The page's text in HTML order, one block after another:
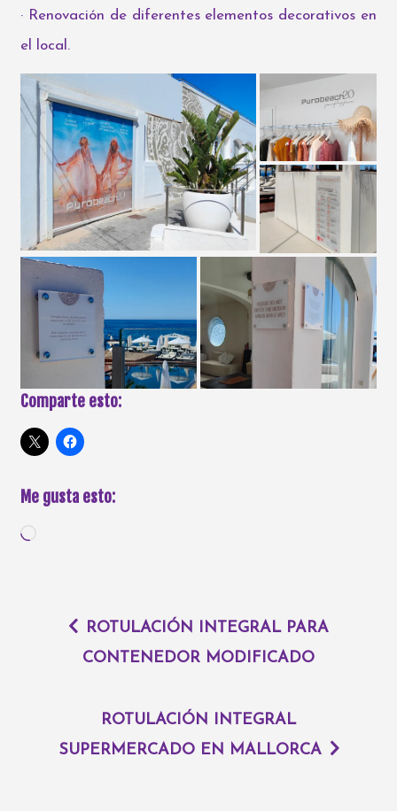
· Renovación de diferentes elementos decorativos en
el local.
Comparte esto:
Me gusta esto:
ROTULACIÓN INTEGRAL PARA
CONTENEDOR MODIFICADO
ROTULACIÓN INTEGRAL
SUPERMERCADO EN MALLORCA